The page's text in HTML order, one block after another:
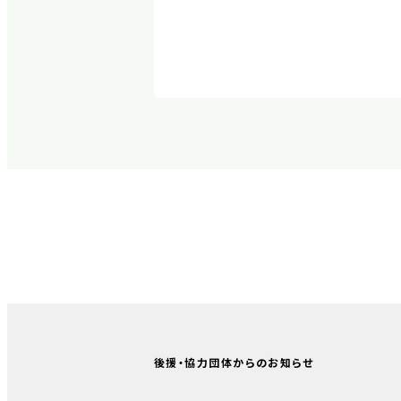
後援・協力団体からのお知らせ